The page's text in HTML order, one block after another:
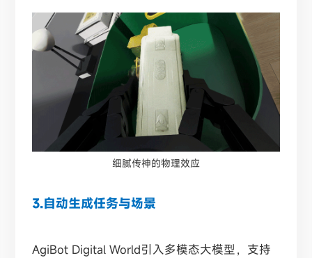
细腻传神的物理效应
3.自动生成任务与场景
AgiBot Digital World引入多模态大模型，支持